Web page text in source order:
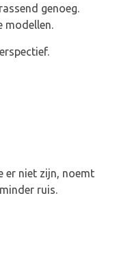
genoeg.
modellen.
er niet zijn, noemt
ruis.